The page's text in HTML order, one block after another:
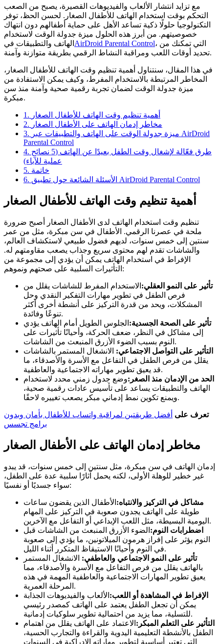
مع تزايد انتشار الألعاب والفيديوهات القصيرة، يصبح من الصعب
التحكم بوقت استخدام الهاتف للأطفال الصغار. لحسن الحظ، توفر
التكنولوجيا حلولًا ذكية تساعد الأهل على حماية أطفالهم دون انتهاك
خصوصيتهم. من أبرز هذه الحلول ميزة جدولة الوقت لاستخدام
الهاتف والتطبيقات في AirDroid Parental Control، التي تمكنك من
تحديد أوقات اللعب ومراقبة النشاط الرقمي بطريقة متوازنة وآمنة.
في هذا المقال، سنتناول أهمية تنظيم وقت الهاتف للأطفال الصغار،
المخاطر المرتبطة بالاستخدام المفرط، وكيف يمكن الاستفادة من
ميزة جدولة الوقت لضمان تجربة رقمية صحية وآمنة منذ سن
مبكرة.
1. أهمية تنظيم وقت الهاتف للأطفال الصغار
2. مخاطر إدمان الهاتف على الأطفال الصغار
3. ميزة جدولة الوقت على الهاتف والتطبيقات عبر AirDroid
Parental Control
4. طرق فعّالة لإشغال وقت الطفل بعيدًا عن الهاتف (5 نصائح
عملية للآباء)
5. خاتمة
6. الأسئلة الشائعة حول تطبيق AirDroid Parental Control
أهمية تنظيم وقت الهاتف للأطفال الصغار
تنظيم وقت استخدام الهاتف لدى الأطفال الصغار أصبح ضرورة
ملحة في عصرنا الرقمي. الأطفال في سن مبكرة، مثل من عمر
سنتين إلى خمس سنوات، لديهم فضول طبيعي لاستكشاف العالم،
والشاشات تقدم لهم محتوى سريع وجذاب يصعب مقاومتهم له.
الإفراط في استخدام الهاتف يمكن أن يؤدي إلى مجموعة من
التأثيرات السلبية على صحتهم ونموهم:
تأثير على النمو العقلي: الاستخدام المفرط للشاشات يقلل من
فرص الطفل في تطوير مهارات التفكير النقدي وحل
المشكلات، ويحد من قدرة التركيز على أنشطة أخرى أكثر
تنوعًا وفائدة.
تأثير على الصحة الجسدية: الجلوس الطويل أمام الهاتف يؤدي
إلى مشاكل في النظر، ضعف الحركة، وأحيانًا تأثيرات على
النوم بسبب الضوء الأزرق المنبعث من الشاشات.
التأثير على التواصل الاجتماعي: الانشغال المستمر بالشاشات
يقلل من فرص الطفل في التفاعل مع الأسرة والأصدقاء، ما
قد يعيق تطوير مهاراته الاجتماعية والعاطفية.
الحد من الإدمان منذ الصغر:وضع جدول زمني محدد لاستخدام
الهاتف والتطبيقات يساعد على تأسيس عادات رقمية صحية،
ويمنع تكوين نمط إدماني مبكر يصعب تغييره لاحقًا.
تعرف على أفضل طريقتين لمراقبة واتساب للأطفال بأمان وبدون
برامج تجسس
مخاطر إدمان الهاتف على الأطفال الصغار
إدمان الهاتف في سن مبكرة، مثل سنتين إلى خمس سنوات، قد يبدو
غير خطير للوهلة الأولى، لكنه يحمل آثارًا سلبية عدة على الطفل،
سواء جسديًا أو نفسيًا:
مشاكل في التركيز والانتباه: الأطفال الذين يقضون ساعات
طويلة على الهاتف يجدون صعوبة في التركيز على المهام
اليومية البسيطة، مثل اللعب الإبداعي أو التفاعل مع الآخرين.
اضطرابات النوم: الضوء الأزرق المنبعث من الشاشات قبل
النوم يؤثر على إفراز هرمون الميلاتونين، ما يؤدي إلى صعوبة
في النوم وأحيانًا الاستيقاظ المتكرر أثناء الليل.
تأثير على النمو الاجتماعي والعاطفي: الانشغال المستمر
بالهاتف يقلل من فرص التفاعل مع الأسرة والأصدقاء، مما
يعيق تطوير المهارات الاجتماعية والعاطفية المهمة في هذه
المرحلة العمرية.
الإفراط في المشاهدة أو اللعب: الألعاب والفيديوهات الجذابة
يمكن أن تجعل الطفل يعتمد على الهاتف كمصدر رئيسي
للتسلية، مما يزيد من احتمالية تطوير سلوكيات إدمانية.
التأثير على التعلم المبكر: الاعتماد على الهاتف يقلل من اهتمام
الطفل بالأنشطة التعليمية اليدوية والقراءة والتجارب الحسية،
التي تعتبر أساسية لتطوير مهاراته الإدراكية في السنوات